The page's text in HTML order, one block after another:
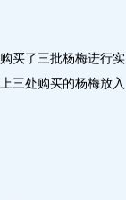
买了三批杨梅进行实
三处购买的杨梅放入